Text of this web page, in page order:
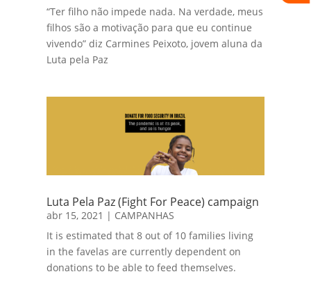
“Ter filho não impede nada. Na verdade, meus
filhos são a motivação para que eu continue
vivendo” diz Carmines Peixoto, jovem aluna da
Luta pela Paz
Luta Pela Paz (Fight For Peace) campaign
abr 15, 2021 | CAMPANHAS
It is estimated that 8 out of 10 families living
in the favelas are currently dependent on
donations to be able to feed themselves.